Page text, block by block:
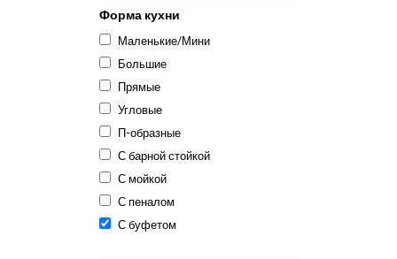
Форма кухни
Маленькие/Мини
Большие
Прямые
Угловые
П-образные
С барной стойкой
С мойкой
С пеналом
С буфетом